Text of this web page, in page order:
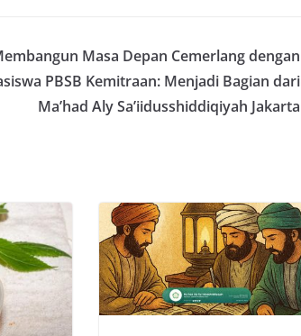
Masa Depan Cemerlang dengan
PBSB Kemitraan: Menjadi Bagian dari
Ma’had Aly Sa’iidusshiddiqiyah Jakarta